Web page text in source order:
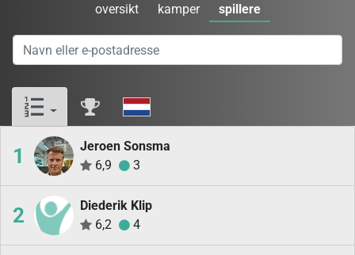
oversikt kamper spillere
1
Jeroen Sonsma
6,9
3
2
Diederik Klip
6,2
4